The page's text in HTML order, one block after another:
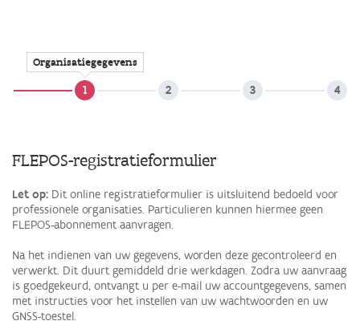
gaan
Organisatiegegevens
FLEPOS-registratieformulier
Let op: Dit online registratieformulier is uitsluitend bedoeld voor
professionele organisaties. Particulieren kunnen hiermee geen
FLEPOS-abonnement aanvragen.
Na het indienen van uw gegevens, worden deze gecontroleerd en
verwerkt. Dit duurt gemiddeld drie werkdagen. Zodra uw aanvraag
is goedgekeurd, ontvangt u per e-mail uw accountgegevens, samen
met instructies voor het instellen van uw wachtwoorden en uw
GNSS-toestel.